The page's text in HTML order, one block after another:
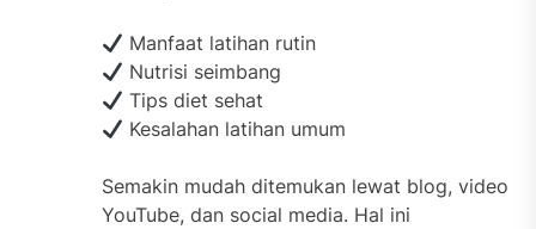
Manfaat latihan rutin
Nutrisi seimbang
Tips diet sehat
Kesalahan latihan umum
Semakin mudah ditemukan lewat blog, video
YouTube, dan social media. Hal ini